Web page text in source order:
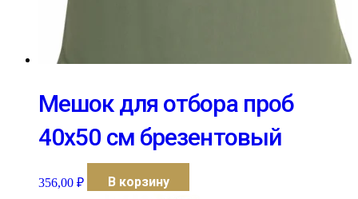
Мешок для отбора проб
40х50 см брезентовый
356,00 ₽ В корзину